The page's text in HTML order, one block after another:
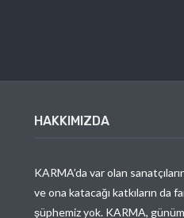
HAKKIMIZDA
KARMA’da var olan
ve ona katacağı katkıların da
şüphemiz yok. KARMA,